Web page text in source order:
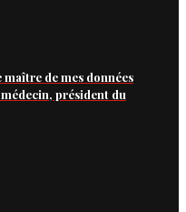
de mes données
président du